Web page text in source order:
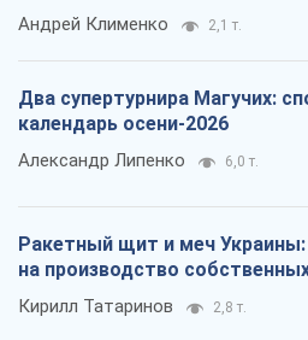
Андрей Клименко 2,1 т.
Два супертурнира Магучих:
календарь осени-2026
Александр Липенко 6,0 т.
Ракетный щит и меч Украины:
на производство
Кирилл Татаринов 2,8 т.